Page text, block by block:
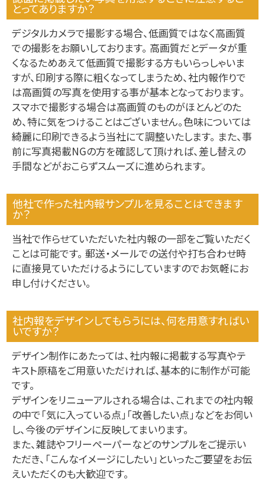
とってありますか？
デジタルカメラで撮影する場合、低画質ではなく高画質
での撮影をお願いしております。 高画質だとデータが重
くなるためあえて低画質で撮影する方もいらっしゃいま
すが、印刷する際に粗くなってしまうため、社内報作りで
は高画質の写真を使用する事が基本となっております。
スマホで撮影する場合は高画質のものがほとんどのた
め、特に気をつけることはございません。色味については
綺麗に印刷できるよう当社にて調整いたします。 また、事
前に写真掲載NGの方を確認して頂ければ、差し替えの
手間などがおこらずスムーズに進められます。
他社で作った社内報サンプルを見ることはできます
か？
当社で作らせていただいた社内報の一部をご覧いただく
ことは可能です。 郵送・メールでの送付や打ち合わせ時
に直接見ていただけるようにしていますのでお気軽にお
申し付けください。
社内報をデザインしてもらうには、何を用意すればい
いですか？
デザイン制作にあたっては、社内報に掲載する写真やテ
キスト原稿をご用意いただければ、基本的に制作が可能
です。
デザインをリニューアルされる場合は、これまでの社内報
の中で「気に入っている点」「改善したい点」などをお伺い
し、今後のデザインに反映してまいります。
また、雑誌やフリーペーパーなどのサンプルをご提示い
ただき、「こんなイメージにしたい」といったご要望をお伝
えいただくのも大歓迎です。